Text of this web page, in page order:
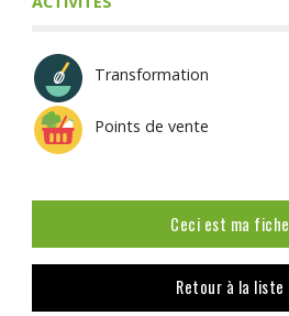
Transformation
Points de vente
Ceci est ma fiche
Retour à la liste